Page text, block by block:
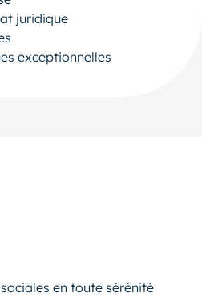
juridique
exceptionnelles
en toute sérénité